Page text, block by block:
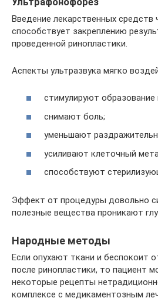
Введение лекарственных средств
способствует закреплению
проведенной ринопластики.
Аспекты ультразвука мягко
стимулируют
снимают боль;
уменьшают
усиливают клеточный
способствуют
Эффект от процедуры довольно
полезные вещества проникают
Народные методы
Если опухают ткани и беспокоит
после ринопластики, то пациент
некоторые рецепты
комплексе с медикаментозным